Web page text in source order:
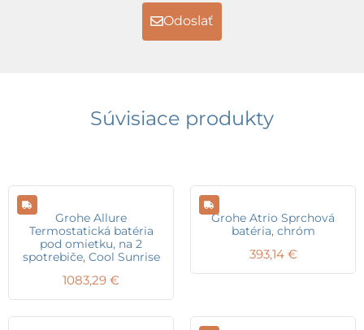
Odoslať
Súvisiace produkty
Grohe Allure
Termostatická batéria
pod omietku, na 2
spotrebiče, Cool Sunrise
1083,29 €
Grohe Atrio Sprchová
batéria, chróm
393,14 €